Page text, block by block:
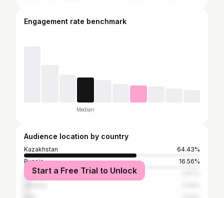
Engagement rate benchmark
Median
Audience location by country
Kazakhstan
64.43%
Russia
16.56%
United States
Start a Free Trial to Unlock